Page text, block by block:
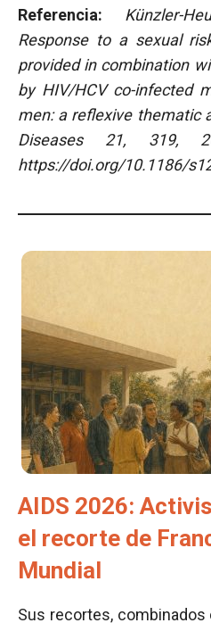
Referencia: Künzler-
Response to a sexual
provided in combination
by HIV/HCV co-infected
men: a reflexive thematic
Diseases 21, 319,
https://doi.org/10.1186/
AIDS 2026:
el recorte de
Mundial
Sus recortes, combinados